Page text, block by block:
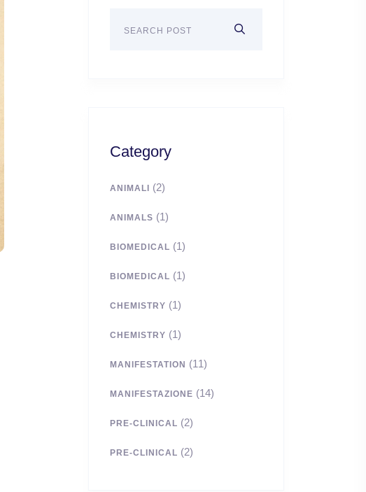
Category
ANIMALI (2)
ANIMALS (1)
BIOMEDICAL (1)
BIOMEDICAL (1)
CHEMISTRY (1)
CHEMISTRY (1)
MANIFESTATION (11)
MANIFESTAZIONE (14)
PRE-CLINICAL (2)
PRE-CLINICAL (2)